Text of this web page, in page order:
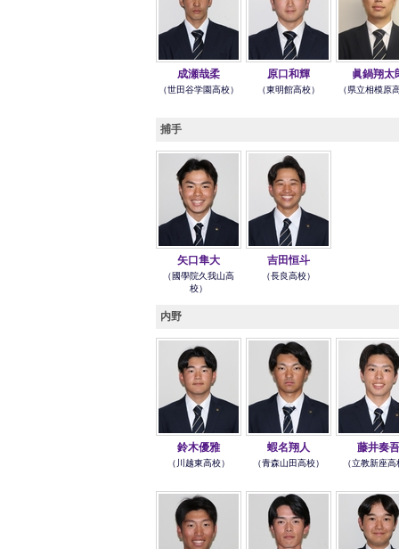
成瀬哉柔
（世田谷学園高校）
原口和輝
（東明館高校）
眞鍋翔太
（県立相模原
捕手
矢口隼大
（國學院久我山高
校）
吉田恒斗
（長良高校）
内野
鈴木優雅
（川越東高校）
蝦名翔人
（青森山田高校）
藤井奏吾
（立教新座